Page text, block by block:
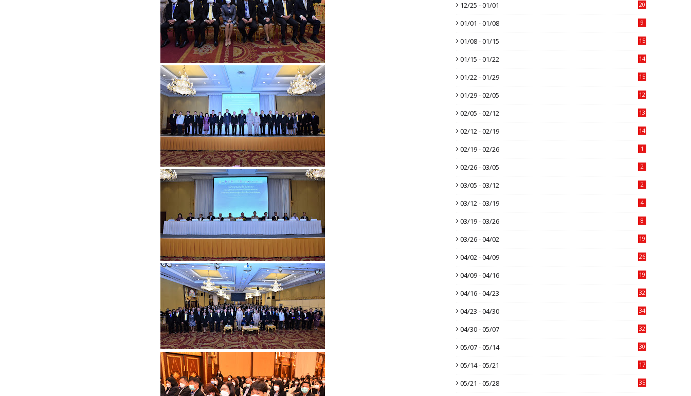
12/25 - 01/01 20
01/01 - 01/08 9
01/08 - 01/15 15
01/15 - 01/22 14
01/22 - 01/29 15
01/29 - 02/05 12
02/05 - 02/12 13
02/12 - 02/19 14
02/19 - 02/26 1
02/26 - 03/05 2
03/05 - 03/12 2
03/12 - 03/19 4
03/19 - 03/26 8
03/26 - 04/02 19
04/02 - 04/09 26
04/09 - 04/16 19
04/16 - 04/23 32
04/23 - 04/30 34
04/30 - 05/07 32
05/07 - 05/14 30
05/14 - 05/21 17
05/21 - 05/28 35